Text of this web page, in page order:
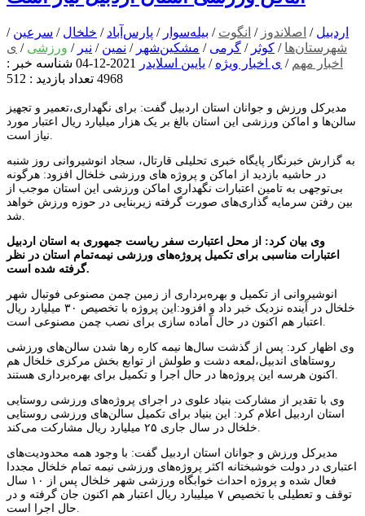
اردبیل / اصلاندوز / انگوت / بیله‌سوار / پارس‌آباد / خلخال / سرعین /
شهرستان‌ها / کوثر / گرمی / مشکین‌شهر / نمین / نیر / ورزشی / ی
اخبار مهم / ی اخبار ویژه / یایین اسلایدر 2021-12-04
شناسه خبر :
4968 تعداد بازدید : 512
مدیرکل ورزش و جوانان استان اردبیل گفت: برای نگهداری،تعمیر و تجهیز
سالن‌ها و اماکن ورزشی این استان بالغ بر یک هزار میلیارد ریال اعتبار مورد
به گزارش خبرنگار پایگاه خبری تحلیلی قارتال، سجاد انوشیروانی روز شنبه
در حاشیه بازدید از اماکن و پروژه های ورزشی خلخال افزود: هرگونه
بی‌توجهی به تامین اعتبارات نگهداری اماکن ورزشی این استان موجب از
بین رفتن سرمایه گذاری‌های صورت گرفته زیربنایی در حوزه ورزش خواهد
وی بیان کرد: از محل اعتبارت سفر ریاست جمهوری به استان اردبیل
اعتبارات مناسبی برای تکمیل پروژه‌های ورزشی نیمه‌تمام استان در نظر
گرفته شده است.
انوشیروانی از تکمیل و بهره‌برداری از زمین چمن مصنوعی فوتبال شهر
خلخال در آینده نزدیک خبر داد و افزود:این پروژه با تخصیص ۳۰ میلیارد ریال
وی اظهار کرد: پس از گذشت سال‌ها نیمه کاره رها شدن سالن‌های ورزشی
روستاهای اندبیل،لمعه دشت و طولش از توابع بخش مرکزی خلخال هم
وی با تقدیر از مشارکت بنیاد علوی در اجرای پروژه‌های ورزشی روستایی
استان اردبیل اعلام کرد: این بنیاد برای تکمیل سالن‌های ورزشی روستایی
مدیرکل ورزش و جوانان استان اردبیل گفت: با وجود همه محدودیت‌های
اعتباری در دولت خوشبختانه اکثر پروژه‌های ورزشی نیمه تمام خلخال مجددا
فعال شده و پروژه احداث خوابگاه ورزشی شهر خلخال پس از ۱۰ سال
توقف و تعطیلی با تخصیص ۷ میلیبارد ریال اعتبار هم اکنون جان گرفته و در